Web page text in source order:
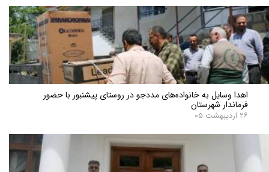
اهدا وسایل به خانواده‌های مددجو در روستای پیشنبور با حضور
فرماندار شهرستان
۲۶ اردیبهشت ۰۵